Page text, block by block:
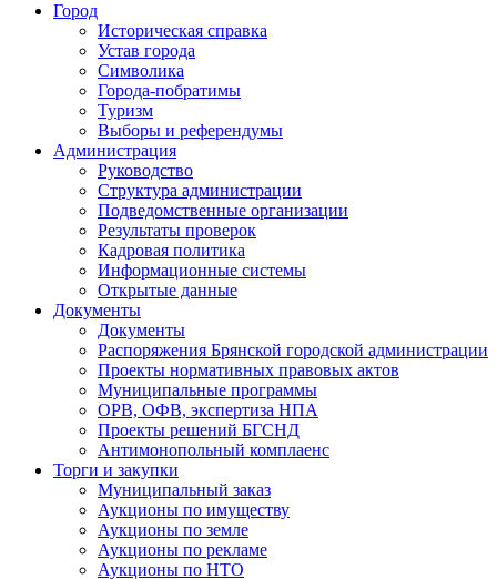
Город
Историческая справка
Устав города
Символика
Города-побратимы
Туризм
Выборы и референдумы
Администрация
Руководство
Структура администрации
Подведомственные организации
Результаты проверок
Кадровая политика
Информационные системы
Открытые данные
Документы
Документы
Распоряжения Брянской городской администрации
Проекты нормативных правовых актов
Муниципальные программы
ОРВ, ОФВ, экспертиза НПА
Проекты решений БГСНД
Антимонопольный комплаенс
Торги и закупки
Муниципальный заказ
Аукционы по имуществу
Аукционы по земле
Аукционы по рекламе
Аукционы по НТО